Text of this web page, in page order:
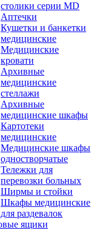
столики серии MD
Аптечки
Кушетки и банкетки
медицинские
Медицинские
кровати
Архивные
медицинские
стеллажи
Архивные
медицинские шкафы
Картотеки
медицинские
Медицинские шкафы
одностворчатые
Тележки для
перевозки больных
Ширмы и стойки
Шкафы медицинские
для раздевалок
ящики